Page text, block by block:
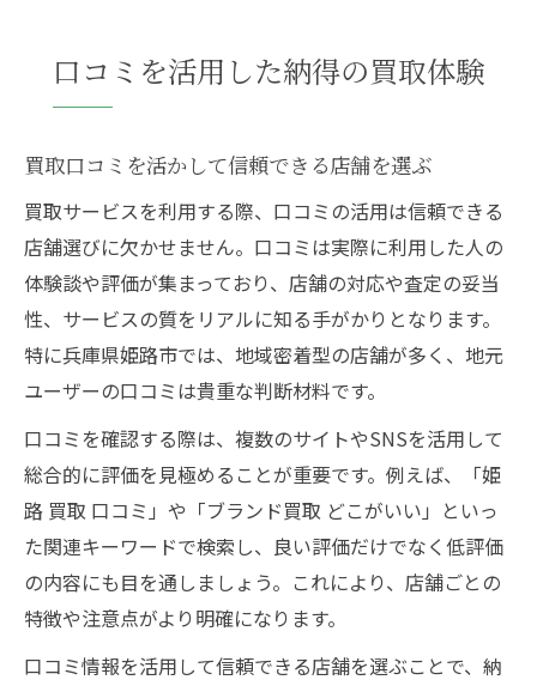
口コミを活用した納得の買取体験
買取口コミを活かして信頼できる店舗を選ぶ
買取サービスを利用する際、口コミの活用は信頼できる
店舗選びに欠かせません。口コミは実際に利用した人の
体験談や評価が集まっており、店舗の対応や査定の妥当
性、サービスの質をリアルに知る手がかりとなります。
特に兵庫県姫路市では、地域密着型の店舗が多く、地元
ユーザーの口コミは貴重な判断材料です。
口コミを確認する際は、複数のサイトやSNSを活用して
総合的に評価を見極めることが重要です。例えば、「姫
路 買取 口コミ」や「ブランド買取 どこがいい」といっ
た関連キーワードで検索し、良い評価だけでなく低評価
の内容にも目を通しましょう。これにより、店舗ごとの
特徴や注意点がより明確になります。
口コミ情報を活用して信頼できる店舗を選ぶことで、納